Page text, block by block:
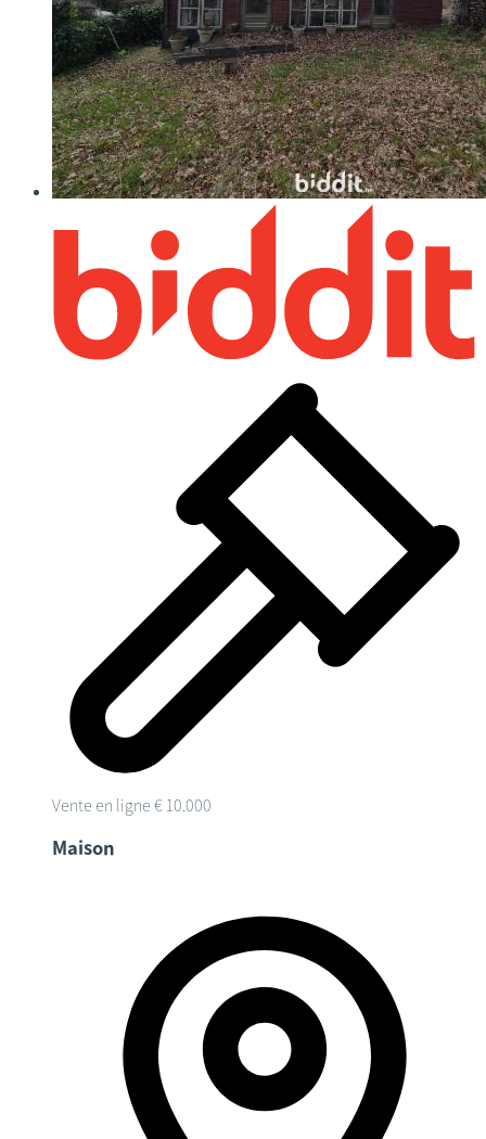
Vente en ligne € 10.000
Maison